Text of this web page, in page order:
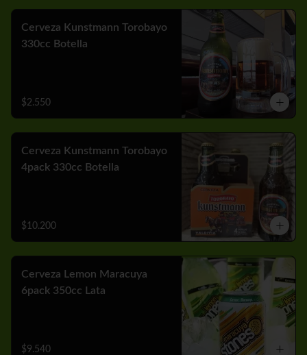
Cerveza Kunstmann Torobayo
330cc Botella
$2.550
Cerveza Kunstmann Torobayo
4pack 330cc Botella
$10.200
Cerveza Lemon Maracuya
6pack 350cc Lata
$9.540